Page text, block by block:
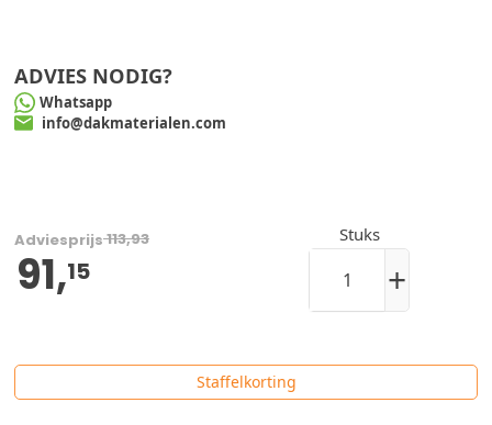
ADVIES NODIG?
Whatsapp
info@dakmaterialen.com
Adviesprijs113,93
91,15
Stuks
+
Staffelkorting